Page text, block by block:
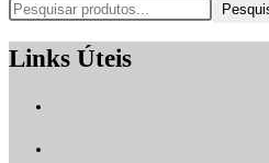
Links Úteis